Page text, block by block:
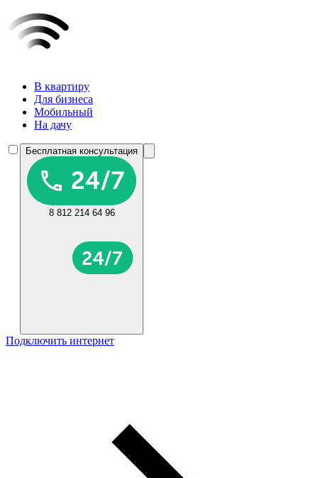
В квартиру
Для бизнеса
Мобильный
На дачу
Бесплатная консультация
8 812 214 64 96
Подключить интернет